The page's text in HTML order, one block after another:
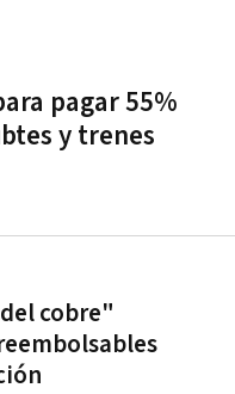
pagar 55%
y trenes
cobre"